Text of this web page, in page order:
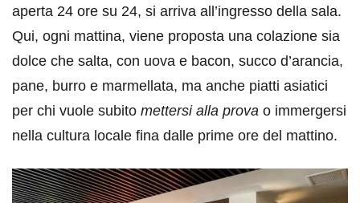
aperta 24 ore su 24, si arriva all’ingresso della sala.
Qui, ogni mattina, viene proposta una colazione sia
dolce che salta, con uova e bacon, succo d’arancia,
pane, burro e marmellata, ma anche piatti asiatici
per chi vuole subito mettersi alla prova o immergersi
nella cultura locale fina dalle prime ore del mattino.